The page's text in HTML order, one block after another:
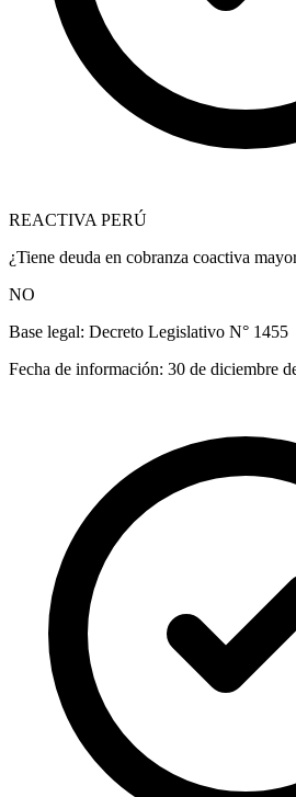
REACTIVA PERÚ
¿Tiene deuda en cobranza coactiva
NO
Base legal: Decreto Legislativo N° 1455
Fecha de información: 30 de diciembre